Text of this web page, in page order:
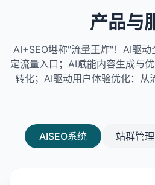
产品与
AI+SEO堪称"流量王炸"！AI驱
定流量入口；AI赋能内容生成与
转化；AI驱动用户体验优化：从
AISEO系统 站群管理